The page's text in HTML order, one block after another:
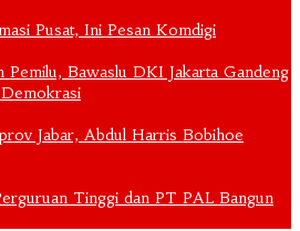
Pusat, Ini Pesan Komdigi
Pemilu, Bawaslu DKI Jakarta Gandeng
Jabar, Abdul Harris Bobihoe
Tinggi dan PT PAL Bangun